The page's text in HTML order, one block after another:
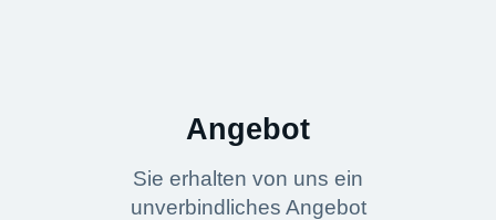
Angebot
Sie erhalten von uns ein
unverbindliches Angebot